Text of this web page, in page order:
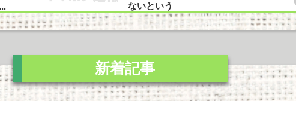
RSS
なにかある？他
」世界が気付き始める
ないという
グラボそんなにすぐ壊れる？
「Linuxで十分じゃね…？」世界が気付
Linuxの市場シェアが初めて10%超える
地